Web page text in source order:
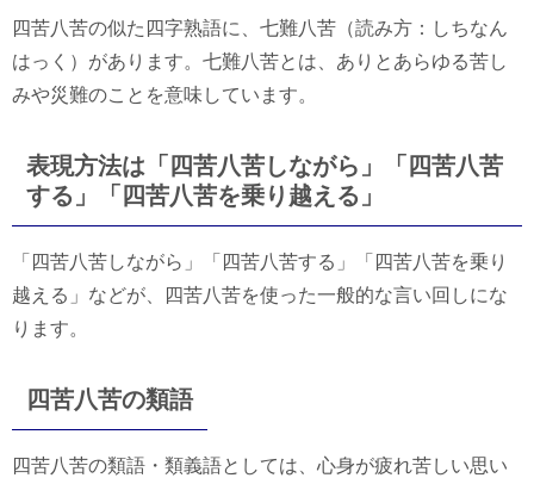
四苦八苦の似た四字熟語に、七難八苦（読み方：しちなん
はっく）があります。七難八苦とは、ありとあらゆる苦し
みや災難のことを意味しています。
表現方法は「四苦八苦しながら」「四苦八苦
する」「四苦八苦を乗り越える」
「四苦八苦しながら」「四苦八苦する」「四苦八苦を乗り
越える」などが、四苦八苦を使った一般的な言い回しにな
ります。
四苦八苦の類語
四苦八苦の類語・類義語としては、心身が疲れ苦しい思い